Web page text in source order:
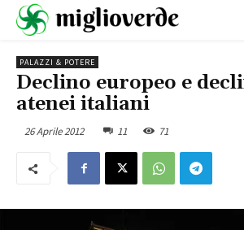
PALAZZI & POTERE
Declino europeo e
atenei italiani
26 Aprile 2012 11 71